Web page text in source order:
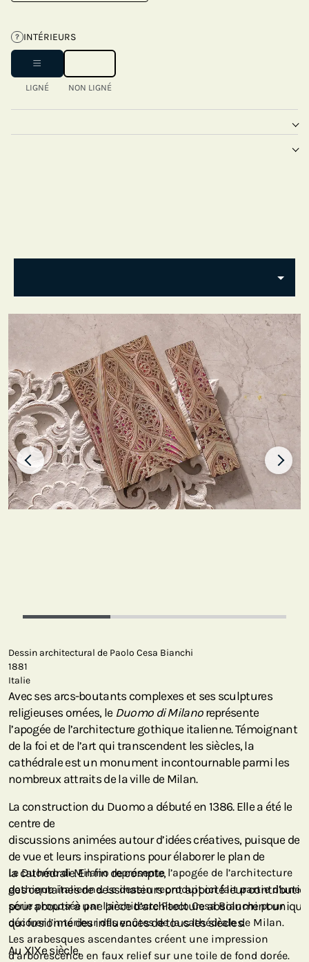
? INTÉRIEURS
LIGNÉ NON LIGNÉ
Dessin architectural de Paolo Cesa Bianchi
1881
Italie
Avec ses arcs-boutants complexes et ses sculptures
religieuses ornées, le Duomo di Milanoreprésente
l’apogée de l’architecture gothique italienne. Témoignant
de la foi et de l’art qui transcendent les siècles, la
cathédrale est un monument incontournable parmi les
nombreux attraits de la ville de Milan.
La construction du Duomo a débuté en 1386. Elle a été le
centre de
discussions animées autour d’idées créatives, puisque
de vue et leurs inspirations pour élaborer le plan de
la cathédrale. En fin de compte,
des centaines de dessinateurs ont apporté leur
pour aboutir à une pièce d’architecture absolument unique
qui fusionne des influences de tous les siècles.
Au XIXe siècle,
Le Duomo di Milano représente l’apogée de l’architecture
gothique italienne. Le dessin reproduit ici fait partie d’une
série proposée par l’architecte Paolo Cesa Bianchi pour
décorer l’intérieur des voûtes de la cathédrale de Milan.
Les arabesques ascendantes créent une impression
d’arborescence en faux relief sur une toile de fond dorée.